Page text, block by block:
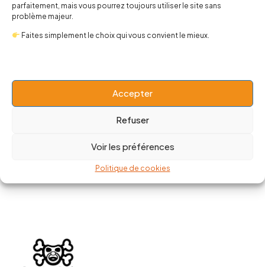
parfaitement, mais vous pourrez toujours utiliser le site sans
problème majeur.
Faites simplement le choix qui vous convient le mieux.
Accepter
Refuser
Voir les préférences
Politique de cookies
49,90€
20,00€